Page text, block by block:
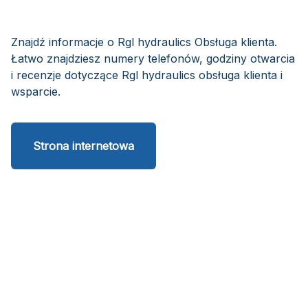
Znajdź informacje o Rgl hydraulics Obsługa klienta.
Łatwo znajdziesz numery telefonów, godziny otwarcia
i recenzje dotyczące Rgl hydraulics obsługa klienta i
wsparcie.
Strona internetowa